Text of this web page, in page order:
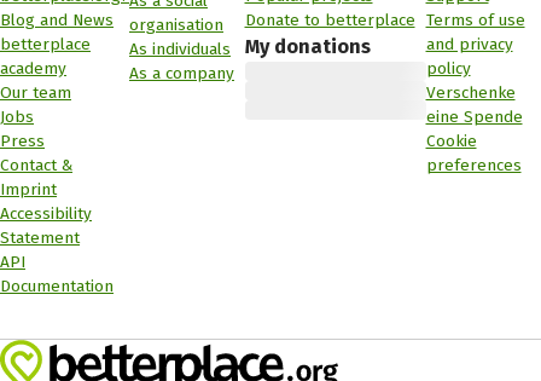
Blog and News
betterplace
academy
Our team
Jobs
Press
Contact &
Imprint
Accessibility
Statement
API
Documentation
organisation
As individuals
As a company
Donate to betterplace
My donations
Terms of use
and privacy
policy
Verschenke
eine Spende
Cookie
preferences